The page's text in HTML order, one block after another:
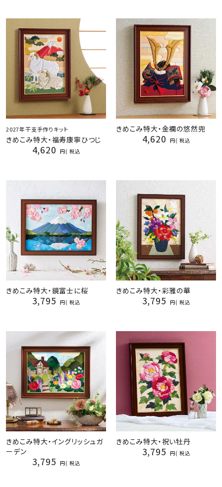
2027年干支手作りキット
きめこみ特大・福寿康寧ひつじ
4,620 税込
きめこみ特大・金襴の悠然兜
4,620 税込
きめこみ特大・鏡富士に桜
3,795 税込
きめこみ特大・彩雅の華
3,795 税込
きめこみ特大・イングリッシュガ
ーデン
3,795 税込
きめこみ特大・祝い牡丹
3,795 税込